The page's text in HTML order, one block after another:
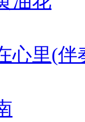
心里(伴